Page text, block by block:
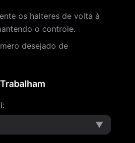
os halteres de volta à
o controle.
desejado de
:
▼